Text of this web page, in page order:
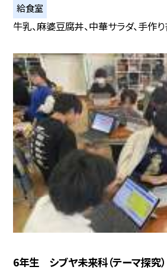
給食室
牛乳、麻婆豆腐丼、中華サラダ、手作
6年生 シブヤ未来科（テーマ探究）